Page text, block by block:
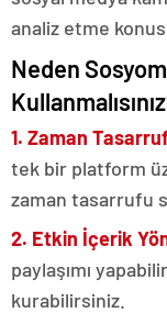
analiz etme
Neden
1. Zaman
tek bir platform
zaman tasarrufu
2. Etkin İçerik
paylaşımı
kurabilirsiniz.